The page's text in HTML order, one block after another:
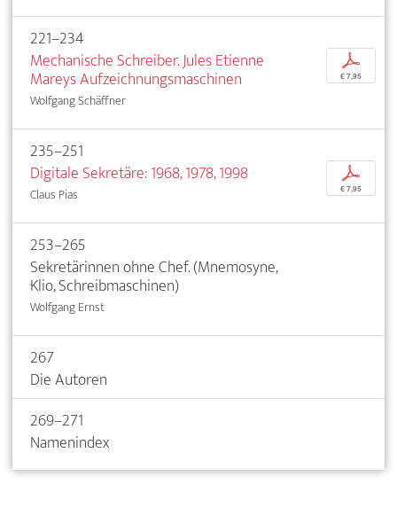
221–234
Mechanische Schreiber. Jules Etienne
Mareys Aufzeichnungsmaschinen
Wolfgang Schäffner
p
€ 7,95
235–251
Digitale Sekretäre: 1968, 1978, 1998
Claus Pias
p
€ 7,95
253–265
Sekretärinnen ohne Chef. (Mnemosyne,
Klio, Schreibmaschinen)
Wolfgang Ernst
267
Die Autoren
269–271
Namenindex